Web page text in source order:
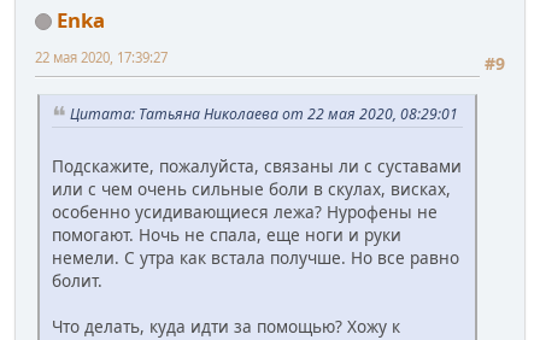
Enka
#9
22 мая 2020, 17:39:27
Цитата: Татьяна Николаева от 22 мая 2020, 08:29:01
Подскажите, пожалуйста, связаны ли с суставами
или с чем очень сильные боли в скулах, висках,
особенно усидивающиеся лежа? Нурофены не
помогают. Ночь не спала, еще ноги и руки
немели. С утра как встала получше. Но все равно
болит.
Что делать, куда идти за помощью? Хожу к